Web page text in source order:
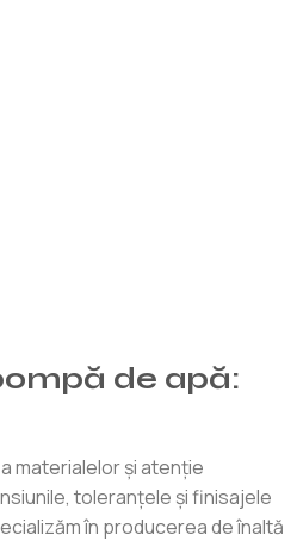
de apă:
materialelor și atenție
toleranțele și finisajele
în producerea de înaltă